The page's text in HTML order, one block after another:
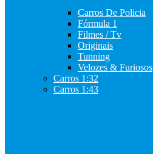
Carros De Policia
Fórmula 1
Filmes / Tv
Originais
Tunning
Velozes & Furiosos
Carros 1:32
Carros 1:43